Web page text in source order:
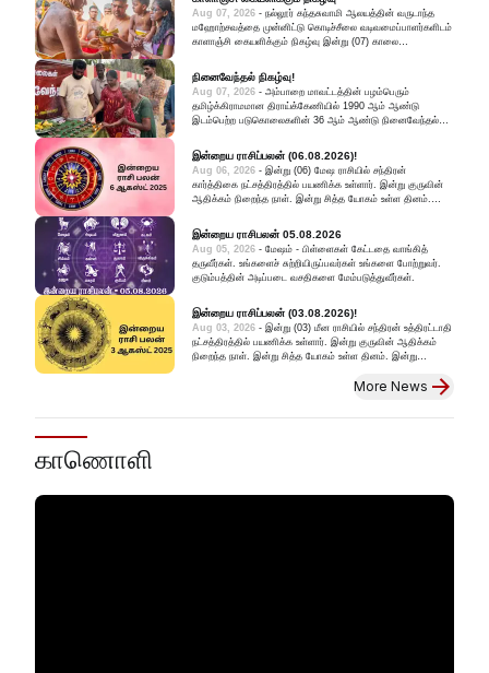
Aug 07, 2026 - நல்லூர் கந்தசுவாமி ஆலயத்தின் வருடாந்த
மஹோற்சவத்தை முன்னிட்டு கொடிச்சீலை வடிவமைப்பாளர்களிடம்
காளாஞ்சி கையளிக்கும் நிகழ்வு இன்று (07) காலை
நினைவேந்தல் நிகழ்வு!
Aug 07, 2026 - அம்பாறை மாவட்டத்தின் பழம்பெரும்
தமிழ்க்கிராமமான திராய்க்கேணியில் 1990 ஆம் ஆண்டு
இடம்பெற்ற படுகொலைகளின் 36 ஆம் ஆண்டு நினைவேந்தல்
இடம்பெற்றது.
இன்றைய ராசிப்பலன் (06.08.2026)!
Aug 06, 2026 - இன்று (06) மேஷ ராசியில் சந்திரன்
கார்த்திகை நட்சத்திரத்தில் பயணிக்க உள்ளார். இன்று குருவின்
ஆதிக்கம் நிறைந்த நாள். இன்று சித்த யோகம் உள்ள தினம்.
புதாதித்ய யோகம், திரிகிரகி யோக
இன்றைய ராசிபலன் 05.08.2026
Aug 05, 2026 - மேஷம் - பிள்ளைகள் கேட்டதை வாங்கித்
தருவீர்கள். உங்களைச் சுற்றியிருப்பவர்கள் உங்களை போற்றுவர்.
குடும்பத்தின் அடிப்படை வசதிகளை மேம்படுத்துவீர்கள்.
இன்றைய ராசிப்பலன் (03.08.2026)!
Aug 03, 2026 - இன்று (03) மீன ராசியில் சந்திரன் உத்திரட்டாதி
நட்சத்திரத்தில் பயணிக்க உள்ளார். இன்று குருவின் ஆதிக்கம்
நிறைந்த நாள். இன்று சித்த யோகம் உள்ள தினம். இன்று
More News
காணொளி